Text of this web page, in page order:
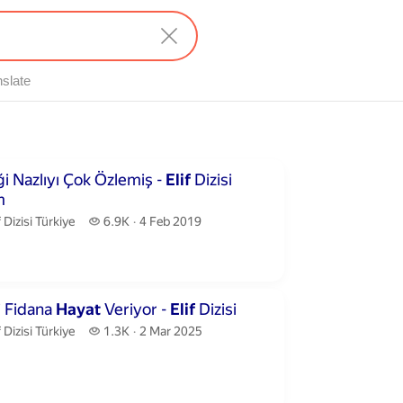
Nazlıyı Çok Özlemiş - Elif Dizisi
36 seconds
Dizisi Türkiye.
Dizisi Türkiye 6.9K
6.9 thousand views
4 Feb 2019
Fidana HayatVeriyor - Elif Dizisi
28 seconds
Dizisi Türkiye.
Dizisi Türkiye 1.3K
1.3 thousand views
2 Mar 2025